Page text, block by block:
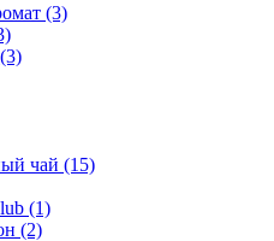
(3)
(3)
чай (15)
(1)
(2)